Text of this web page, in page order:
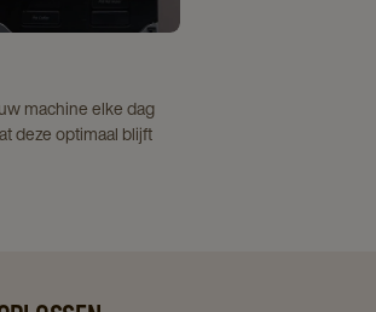
machine elke dag
deze optimaal blijft